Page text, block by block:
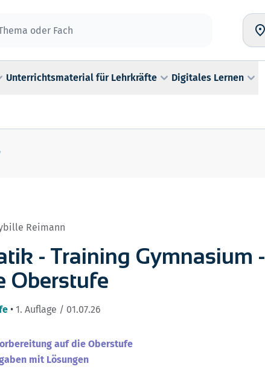
Unterrichtsmaterial für Lehrkräfte Digitales Lernen
Reimann
- Training Gymnasium -
Oberstufe
•1. Auflage / 01.07.26
auf die Oberstufe
mit Lösungen